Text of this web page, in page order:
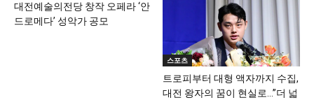
대전예술의전당 창작 오페라 ‘안
드로메다’ 성악가 공모
스포츠
트로피부터 대형 액자까지 수집,
대전 왕자의 꿈이 현실로…”더 넓